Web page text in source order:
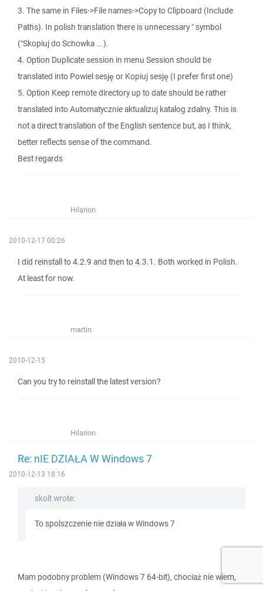
3. The same in Files->File names->Copy to Clipboard (Include
Paths). In polish translation there is unnecessary " symbol
("Skopiuj do Schowka ...).
4. Option Duplicate session in menu Session should be
translated into Powiel sesję or Kopiuj sesję (I prefer first one)
5. Option Keep remote directory up to date should be rather
translated into Automatycznie aktualizuj katalog zdalny. This is
not a direct translation of the English sentence but, as I think,
better reflects sense of the command.
Best regards
Hilarion
2010-12-17 00:26
I did reinstall to 4.2.9 and then to 4.3.1. Both worked in Polish.
At least for now.
martin
2010-12-15
Can you try to reinstall the latest version?
Hilarion
Re: nIE DZIAŁA W Windows 7
2010-12-13 18:16
skolt wrote:
To spolszczenie nie działa w Windows 7
Mam podobny problem (Windows 7 64-bit), chociaż nie wiem,